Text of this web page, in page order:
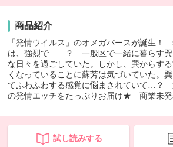
商品紹介
「発情ウイルス」のオメガバースが誕生
は、強烈で――？ 一般区で一緒に暮らす巽
な日々を過ごしていた。しかし、巽からす
くなっていることに蘇芳は気づいていた。
てふわふわする感覚に悩まされていて…？
の発情エッチをたっぷりお届け★ 商業未発
試し読みする